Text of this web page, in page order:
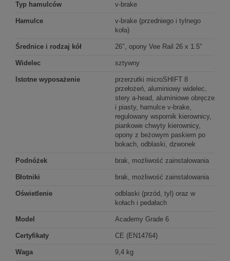
Typ hamulców v-brake
Hamulce
v-brake (przedniego i tylnego
koła)
Średnice i rodzaj kół 26″, opony Vee Rail 26 x 1.5″
Widelec sztywny
Istotne wyposażenie
przerzutki microSHIFT 8
przełożeń, aluminiowy widelec,
stery a-head, aluminiowe obręcze
i piasty, hamulce v-brake,
regulowany wspornik kierownicy,
piankowe chwyty kierownicy,
opony z beżowym paskiem po
bokach, odblaski, dzwonek
Podnóżek brak, możliwość zainstalowania
Błotniki brak, możliwość zainstalowania
Oświetlenie
odblaski (przód, tyl) oraz w
kołach i pedałach
Model Academy Grade 6
Certyfikaty CE (EN14764)
Waga 9,4 kg